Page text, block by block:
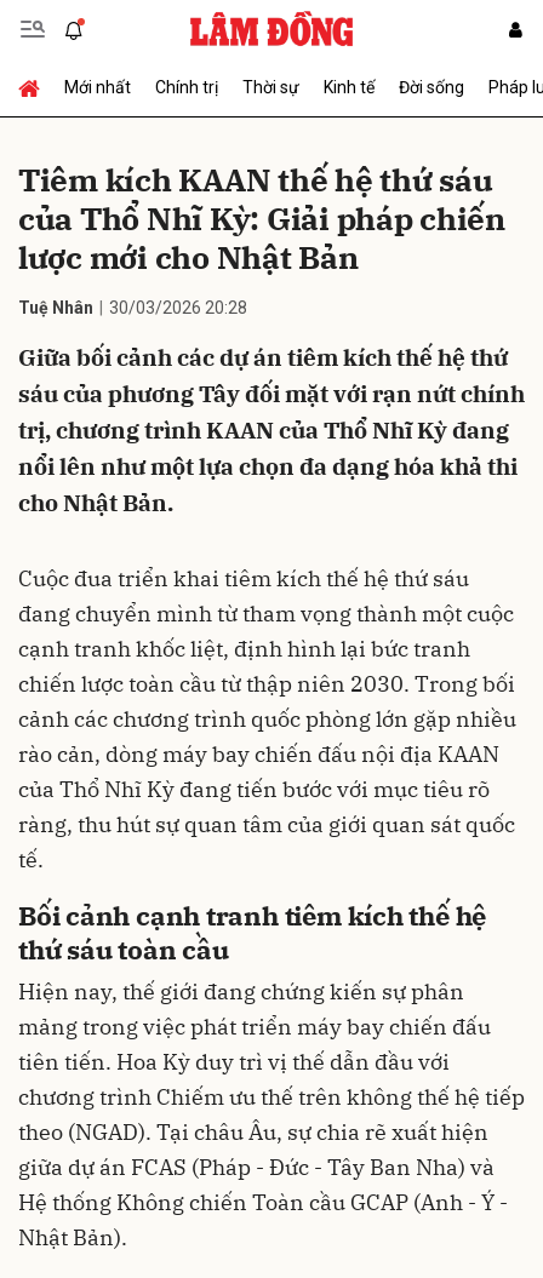
Mới nhất Chính trị Thời sự Kinh tế Đời sống Pháp
Tiêm kích KAAN thế hệ thứ sáu
của Thổ Nhĩ Kỳ: Giải pháp chiến
lược mới cho Nhật Bản
Tuệ Nhân 30/03/2026 20:28
Giữa bối cảnh các dự án tiêm kích thế hệ thứ
sáu của phương Tây đối mặt với rạn nứt chính
trị, chương trình KAAN của Thổ Nhĩ Kỳ đang
nổi lên như một lựa chọn đa dạng hóa khả thi
cho Nhật Bản.
Cuộc đua triển khai tiêm kích thế hệ thứ sáu
đang chuyển mình từ tham vọng thành một cuộc
cạnh tranh khốc liệt, định hình lại bức tranh
chiến lược toàn cầu từ thập niên 2030. Trong bối
cảnh các chương trình quốc phòng lớn gặp nhiều
rào cản, dòng máy bay chiến đấu nội địa KAAN
của Thổ Nhĩ Kỳ đang tiến bước với mục tiêu rõ
ràng, thu hút sự quan tâm của giới quan sát quốc
tế.
Bối cảnh cạnh tranh tiêm kích thế hệ
thứ sáu toàn cầu
Hiện nay, thế giới đang chứng kiến sự phân
mảng trong việc phát triển máy bay chiến đấu
tiên tiến. Hoa Kỳ duy trì vị thế dẫn đầu với
chương trình Chiếm ưu thế trên không thế hệ tiếp
theo (NGAD). Tại châu Âu, sự chia rẽ xuất hiện
giữa dự án FCAS (Pháp - Đức - Tây Ban Nha) và
Hệ thống Không chiến Toàn cầu GCAP (Anh - Ý -
Nhật Bản).
Gửi bình luận
Hủy Gửi